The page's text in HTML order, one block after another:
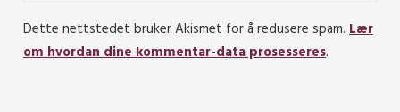
Dette nettstedet bruker Akismet for å redusere spam. Lær
om hvordan dine kommentar-data prosesseres.